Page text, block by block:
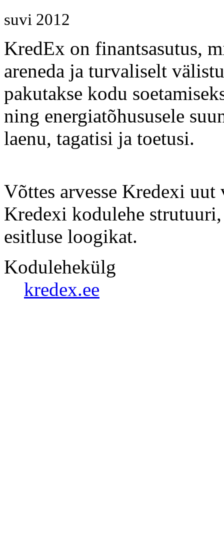
suvi 2012
KredEx on finantsasutus,
areneda ja turvaliselt
pakutakse kodu
ning energiatõhususele
laenu, tagatisi ja toetusi.
Võttes arvesse Kredexi
Kredexi kodulehe
esitluse loogikat.
Kodulehekülg
kredex.ee